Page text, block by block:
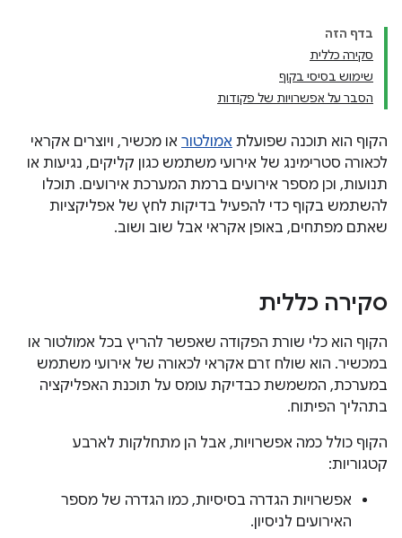
בדף הזה
סקירה כללית
שימוש בסיסי בקוף
הסבר על אפשרויות של פקודות
הקוף הוא תוכנה שפועלת אמולטור או מכשיר, ויוצרים אקראי
לכאורה סטרימינג של אירועי משתמש כגון קליקים, נגיעות או
תנועות, וכן מספר אירועים ברמת המערכת אירועים. תוכלו
להשתמש בקוף כדי להפעיל בדיקות לחץ של אפליקציות
שאתם מפתחים, באופן אקראי אבל שוב ושוב.
סקירה כללית
הקוף הוא כלי שורת הפקודה שאפשר להריץ בכל אמולטור או
במכשיר. הוא שולח זרם אקראי לכאורה של אירועי משתמש
במערכת, המשמשת כבדיקת עומס על תוכנת האפליקציה
בתהליך הפיתוח.
הקוף כולל כמה אפשרויות, אבל הן מתחלקות לארבע
קטגוריות:
אפשרויות הגדרה בסיסיות, כמו הגדרה של מספר
האירועים לניסיון.